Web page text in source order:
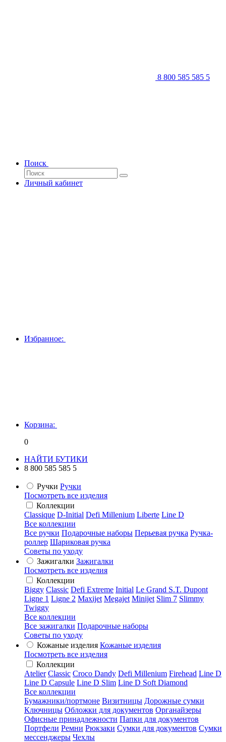
8 800 585 585 5
Поиск
Личный кабинет
Избранное:
Корзина:
0
НАЙТИ БУТИКИ
8 800 585 585 5
Ручки Ручки
Посмотреть все изделия
Коллекции
Classique D-Initial Defi Millenium Liberte Line D
Все коллекции
Все ручки Подарочные наборы Перьевая ручка Ручка-
роллер Шариковая ручка
Советы по уходу
Зажигалки Зажигалки
Посмотреть все изделия
Коллекции
Biggy Classic Defi Extreme Initial Le Grand S.T. Dupont
Ligne 1 Ligne 2 Maxijet Megajet Minijet Slim 7 Slimmy
Twiggy
Все коллекции
Все зажигалки Подарочные наборы
Советы по уходу
Кожаные изделия Кожаные изделия
Посмотреть все изделия
Коллекции
Atelier Classic Croco Dandy Defi Millenium Firehead Line D
Line D Capsule Line D Slim Line D Soft Diamond
Все коллекции
Бумажники/портмоне Визитницы Дорожные сумки
Ключницы Обложки для документов Органайзеры
Офисные принадлежности Папки для документов
Портфели Ремни Рюкзаки Сумки для документов Сумки
мессенджеры Чехлы